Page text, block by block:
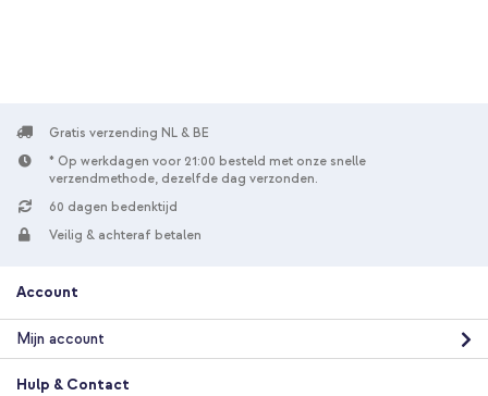
Gratis verzending NL & BE
* Op werkdagen voor 21:00 besteld met onze snelle
verzendmethode, dezelfde dag verzonden.
60 dagen bedenktijd
Veilig & achteraf betalen
Account
Mijn account
Hulp & Contact